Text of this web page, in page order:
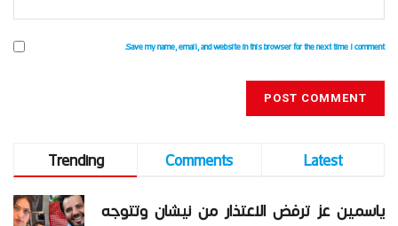
Save my name, email, and website in this browser for the next time I comment.
Trending Comments
Latest
ياسمين عز ترفض الاعتذار من نيشان وتتوجه